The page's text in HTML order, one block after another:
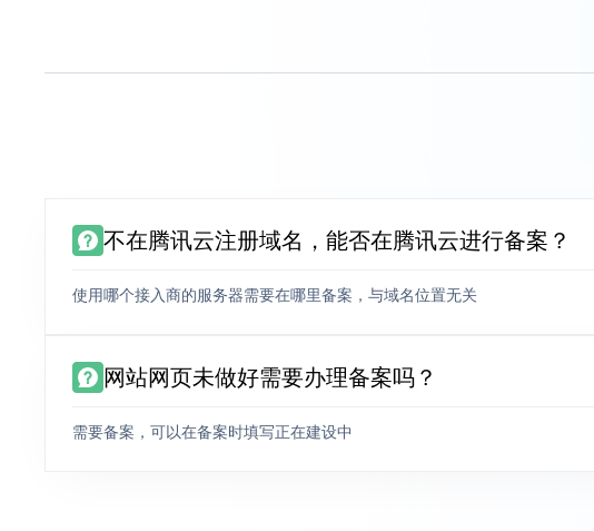
不在腾讯云注册域名，能否在腾讯云进行备案？
使用哪个接入商的服务器需要在哪里备案，与域名位置无关
网站网页未做好需要办理备案吗？
需要备案，可以在备案时填写正在建设中